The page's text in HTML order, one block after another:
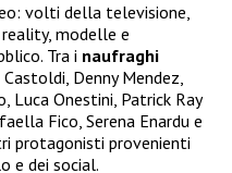
volti della televisione,
modelle e
Tra i naufraghi
Denny Mendez,
Luca Onestini, Patrick Ray
Fico, Serena Enardu e
protagonisti provenienti
e dei social.